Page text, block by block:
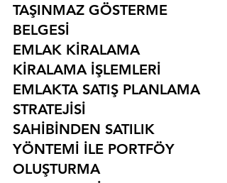
TAŞINMAZ GÖSTERME
BELGESİ
EMLAK KİRALAMA
KİRALAMA İŞLEMLERİ
EMLAKTA SATIŞ PLANLAMA
STRATEJİSİ
SAHİBİNDEN SATILIK
YÖNTEMİ İLE PORTFÖY
OLUŞTURMA